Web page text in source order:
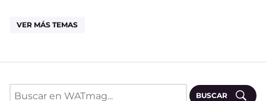
VER MÁS TEMAS
BUSCAR